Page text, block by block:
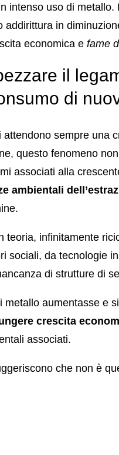
intenso uso di
addirittura in
economica e fame
il
di
sempre una
questo fenomeno
associati alla
ambientali
teoria, infinitamente
sociali, da tecnologie
di strutture di
metallo aumentasse e
crescita
associati.
che non è